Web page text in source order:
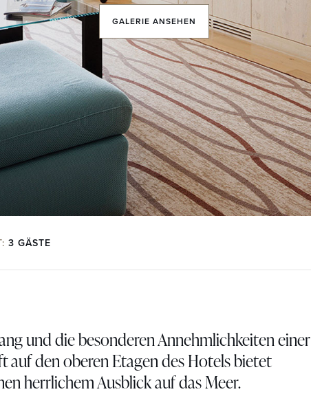
GALERIE ANSEHEN
3 GÄSTE
und die besonderen Annehmlichkeiten einer
auf den oberen Etagen des Hotels bietet
herrlichem Ausblick auf das Meer.